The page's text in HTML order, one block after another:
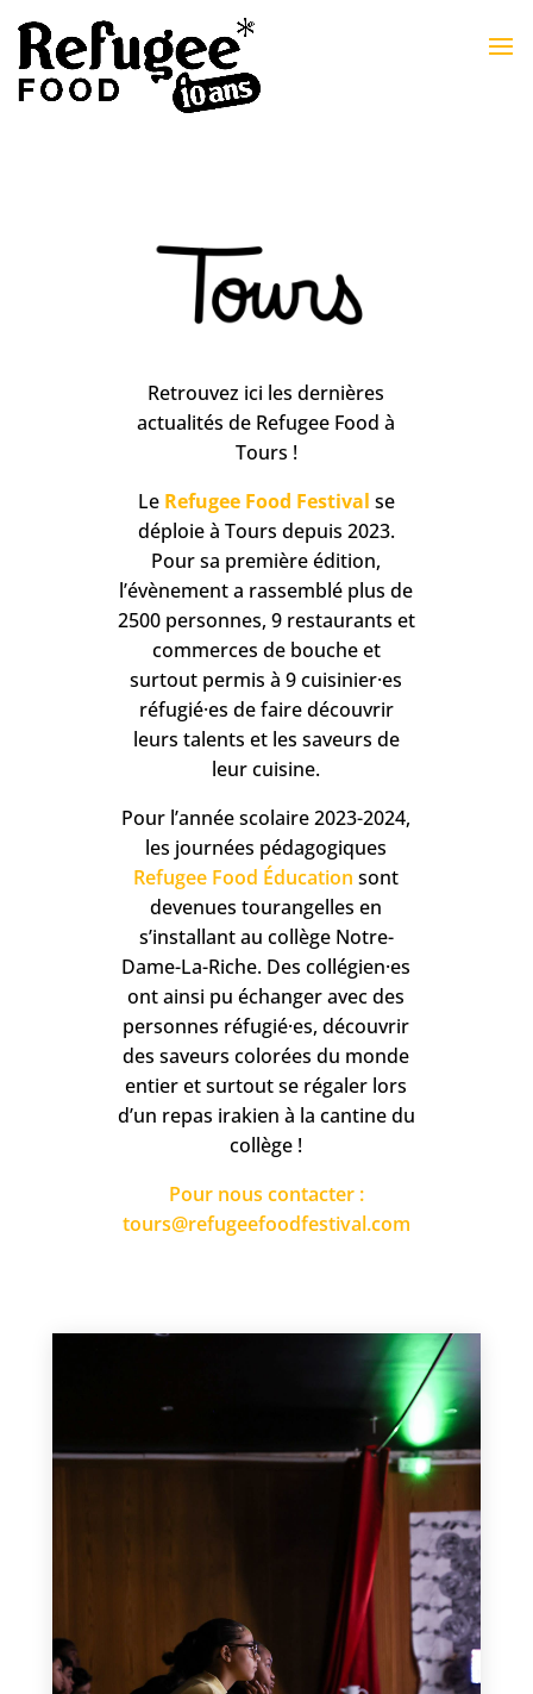
Retrouvez ici les dernières
actualités de Refugee Food à
Tours !
Le Refugee Food Festival se
déploie à Tours depuis 2023.
Pour sa première édition,
l’évènement a rassemblé plus de
2500 personnes, 9 restaurants et
commerces de bouche et
surtout permis à 9 cuisinier·es
réfugié·es de faire découvrir
leurs talents et les saveurs de
leur cuisine.
Pour l’année scolaire 2023-2024,
les journées pédagogiques
Refugee Food Éducation sont
devenues tourangelles en
s’installant au collège Notre-
Dame-La-Riche. Des collégien·es
ont ainsi pu échanger avec des
personnes réfugié·es, découvrir
des saveurs colorées du monde
entier et surtout se régaler lors
d’un repas irakien à la cantine du
collège !
Pour nous contacter :
tours@refugeefoodfestival.com